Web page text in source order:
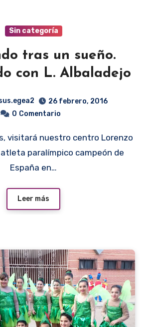
Sin categoría
tras un sueño.
con L. Albaladejo
26 febrero, 2016
0 Comentario
paralímpico campeón de
España en…
Leer más